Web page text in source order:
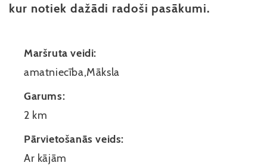
kur notiek dažādi radoši pasākumi.
Maršruta veidi:
amatniecība,Māksla
Garums:
2 km
Pārvietošanās veids:
Ar kājām